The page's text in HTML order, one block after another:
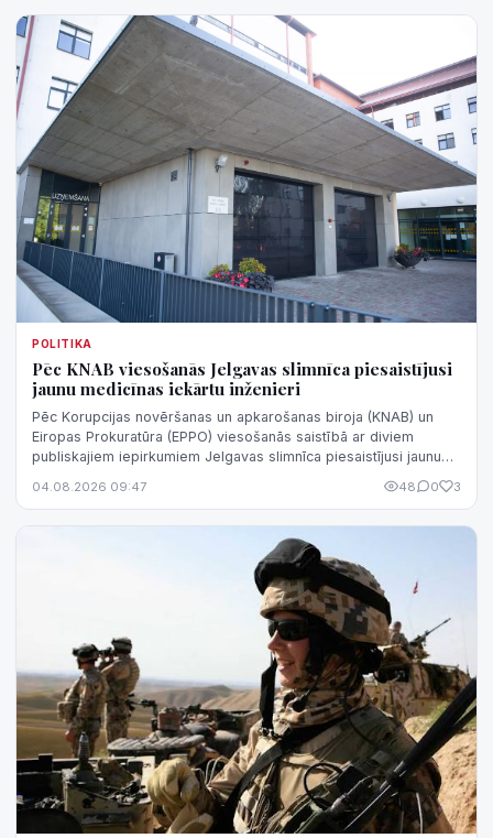
POLITIKA
Pēc KNAB viesošanās Jelgavas slimnīca piesaistījusi
jaunu medicīnas iekārtu inženieri
Pēc Korupcijas novēršanas un apkarošanas biroja (KNAB) un
Eiropas Prokuratūra (EPPO) viesošanās saistībā ar diviem
publiskajiem iepirkumiem Jelgavas slimnīca piesaistījusi jaunu
04.08.2026 09:47 48 0 3